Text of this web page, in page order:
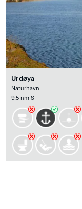
Urdøya
Naturhavn
9.5 nm S